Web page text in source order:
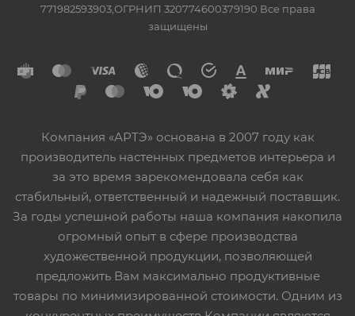
771982593903,ОГРНИП 320774600379190 Все права
защищены
Компания «АРТЭ» основана в 2007 году как
производитель настенных предметов интерьера и
за это время зарекомендовала себя как
стабильный, ответственный и надежный поставщик.
За годы успешной работы наша компания накопила
огромный опыт в сфере производства
художественной продукции, позволяющей
предложить Вам максимально продуктивные
товары по минимизированной стоимости. Одним из